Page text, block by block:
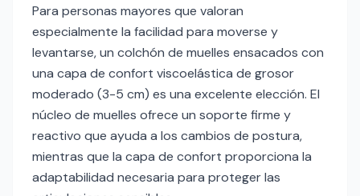
Para personas mayores que valoran
especialmente la facilidad para moverse y
levantarse, un colchón de muelles ensacados con
una capa de confort viscoelástica de grosor
moderado (3-5 cm) es una excelente elección. El
núcleo de muelles ofrece un soporte firme y
reactivo que ayuda a los cambios de postura,
mientras que la capa de confort proporciona la
adaptabilidad necesaria para proteger las